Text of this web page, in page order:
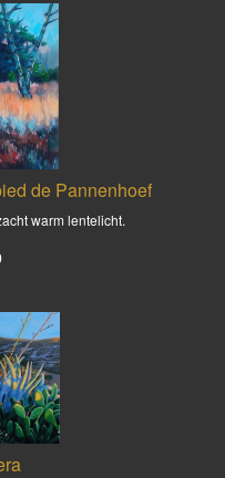
de Pannenhoef
warm lentelicht.